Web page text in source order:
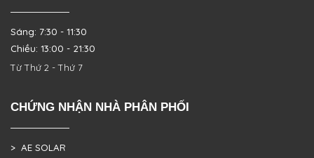
Sáng: 7:30 - 11:30
Chiều: 13:00 - 21:30
Từ Thứ 2 - Thứ 7
CHỨNG NHẬN NHÀ PHÂN PHỐI
> AE SOLAR